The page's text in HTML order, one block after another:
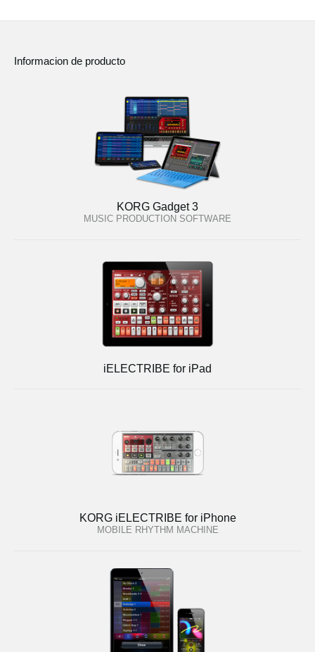
Informacion de producto
KORG Gadget 3
MUSIC PRODUCTION SOFTWARE
iELECTRIBE for iPad
KORG iELECTRIBE for iPhone
MOBILE RHYTHM MACHINE